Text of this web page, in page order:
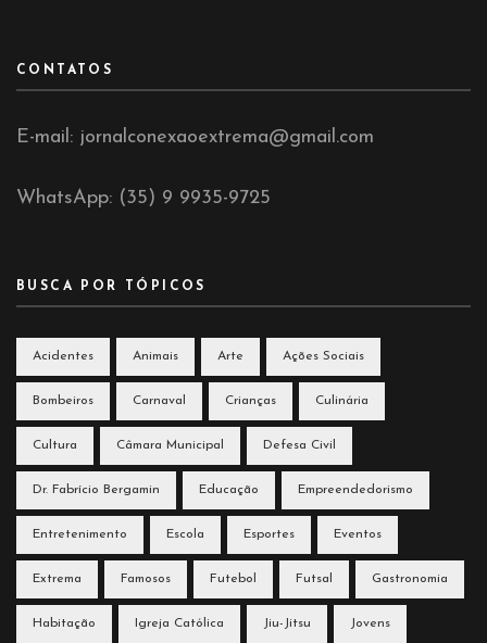
CONTATOS
E-mail: jornalconexaoextrema@gmail.com
WhatsApp: (35) 9 9935-9725
BUSCA POR TÓPICOS
Acidentes Animais Arte Ações Sociais
Bombeiros Carnaval Crianças Culinária
Cultura Câmara Municipal Defesa Civil
Dr. Fabrício Bergamin Educação Empreendedorismo
Entretenimento Escola Esportes Eventos
Extrema Famosos Futebol Futsal Gastronomia
Habitação Igreja Católica Jiu-Jitsu Jovens